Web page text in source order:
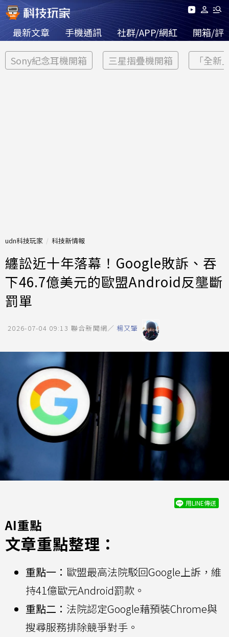
最新文章 手機通訊 社群/APP/網紅 開箱/評
Sony紀念耳機開箱 三星摺疊機開箱 「全新
udn科技玩家 科技新情報
纏訟近十年落幕！Google敗訴、吞
下46.7億美元的歐盟Android反壟斷
罰單
2026-07-04 09:13 聯合新聞網／ 楊又肇
用LINE傳送
AI重點
文章重點整理：
重點一： 歐盟最高法院駁回Google上訴，維
持41億歐元Android罰款。
重點二： 法院認定Google藉預裝Chrome與
搜尋服務排除競爭對手。